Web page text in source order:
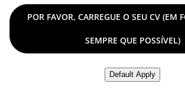
POR FAVOR, CARREGUE O SEU CV (EM
SEMPRE QUE POSSÍVEL)
Por favor, carregue o seu CV (em
Default Apply
Inserir CV a partir do